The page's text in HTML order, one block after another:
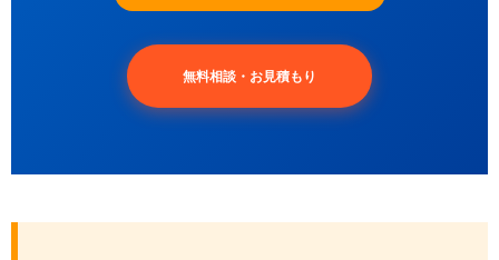
無料相談・お見積もり